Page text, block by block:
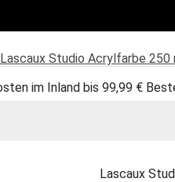
Lascaux Studio Acrylfarbe 250
im Inland bis 99,99 €
Lascaux